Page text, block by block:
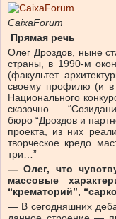
CaixaForum
Прямая речь
Олег Дроздов, ныне
страны, в 1990-м
(факультет
своему профилю (и
Национального
сказочно —
бюро “Дроздов и
проекта, из них
творческое кредо
три…”
— Олег, что
массовые
“крематорий”,
— В сегодняшних